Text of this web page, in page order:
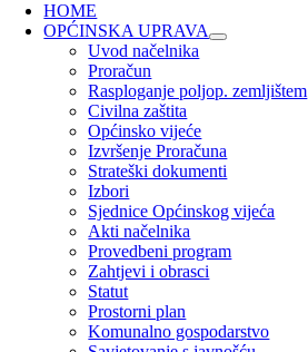
HOME
OPĆINSKA UPRAVA
Uvod načelnika
Proračun
Rasploganje poljop. zemljištem
Civilna zaštita
Općinsko vijeće
Izvršenje Proračuna
Strateški dokumenti
Izbori
Sjednice Općinskog vijeća
Akti načelnika
Provedbeni program
Zahtjevi i obrasci
Statut
Prostorni plan
Komunalno gospodarstvo